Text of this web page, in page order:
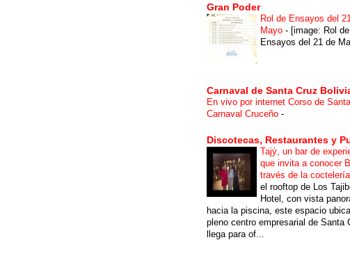
Gran Poder
Rol de Ensayos del
Mayo - [image: Rol de
Ensayos del 21 de
Carnaval de Santa Cruz
En vivo por internet Corso de
Carnaval Cruceño -
Discotecas, Restaurantes y
Tajý, un bar de
que invita a conocer
través de la
el rooftop de Los
Hotel, con vista
hacia la piscina, este espacio
pleno centro empresarial de Santa
llega para of...